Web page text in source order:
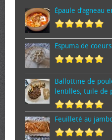
Épaule d’agneau
Espuma de
Ballottine de
lentilles, tuile de
Feuilleté au